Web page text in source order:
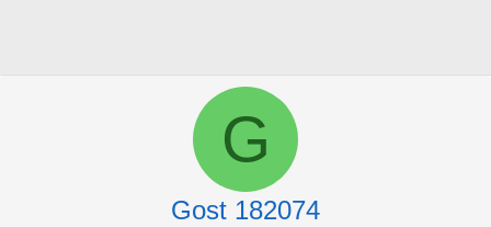
G
Gost 182074